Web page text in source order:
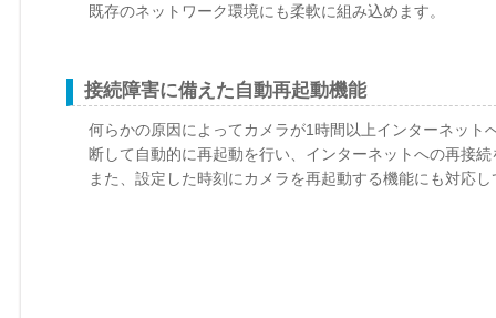
既存のネットワーク環境にも柔軟に組み込めます。
接続障害に備えた自動再起動機能
何らかの原因によってカメラが1時間以上インターネッ
断して自動的に再起動を行い、インターネットへの再接
また、設定した時刻にカメラを再起動する機能にも対応